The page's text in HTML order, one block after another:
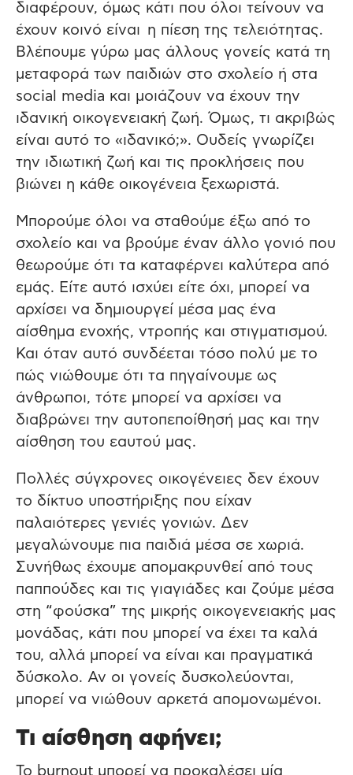
διαφέρουν, όμως κάτι που όλοι τείνουν να
έχουν κοινό είναι η πίεση της τελειότητας.
Βλέπουμε γύρω μας άλλους γονείς κατά τη
μεταφορά των παιδιών στο σχολείο ή στα
social media και μοιάζουν να έχουν την
ιδανική οικογενειακή ζωή. Όμως, τι ακριβώς
είναι αυτό το «ιδανικό;». Ουδείς γνωρίζει
την ιδιωτική ζωή και τις προκλήσεις που
βιώνει η κάθε οικογένεια ξεχωριστά.
Μπορούμε όλοι να σταθούμε έξω από το
σχολείο και να βρούμε έναν άλλο γονιό που
θεωρούμε ότι τα καταφέρνει καλύτερα από
εμάς. Είτε αυτό ισχύει είτε όχι, μπορεί να
αρχίσει να δημιουργεί μέσα μας ένα
αίσθημα ενοχής, ντροπής και στιγματισμού.
Και όταν αυτό συνδέεται τόσο πολύ με το
πώς νιώθουμε ότι τα πηγαίνουμε ως
άνθρωποι, τότε μπορεί να αρχίσει να
διαβρώνει την αυτοπεποίθησή μας και την
αίσθηση του εαυτού μας.
Πολλές σύγχρονες οικογένειες δεν έχουν
το δίκτυο υποστήριξης που είχαν
παλαιότερες γενιές γονιών. Δεν
μεγαλώνουμε πια παιδιά μέσα σε χωριά.
Συνήθως έχουμε απομακρυνθεί από τους
παππούδες και τις γιαγιάδες και ζούμε μέσα
στη “φούσκα” της μικρής οικογενειακής μας
μονάδας, κάτι που μπορεί να έχει τα καλά
του, αλλά μπορεί να είναι και πραγματικά
δύσκολο. Αν οι γονείς δυσκολεύονται,
μπορεί να νιώθουν αρκετά απομονωμένοι.
Τι αίσθηση αφήνει;
Το burnout μπορεί να προκαλέσει μία